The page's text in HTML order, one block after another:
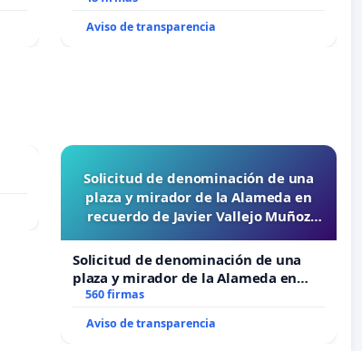
Aviso de transparencia
Solicitud de denominación de una
plaza y mirador de la Alameda en
recuerdo de Javier Vallejo Muñoz
Solicitud de denominación de una
plaza y mirador de la Alameda en
recuerdo de Javier Vallejo Muñoz
560 firmas
Aviso de transparencia